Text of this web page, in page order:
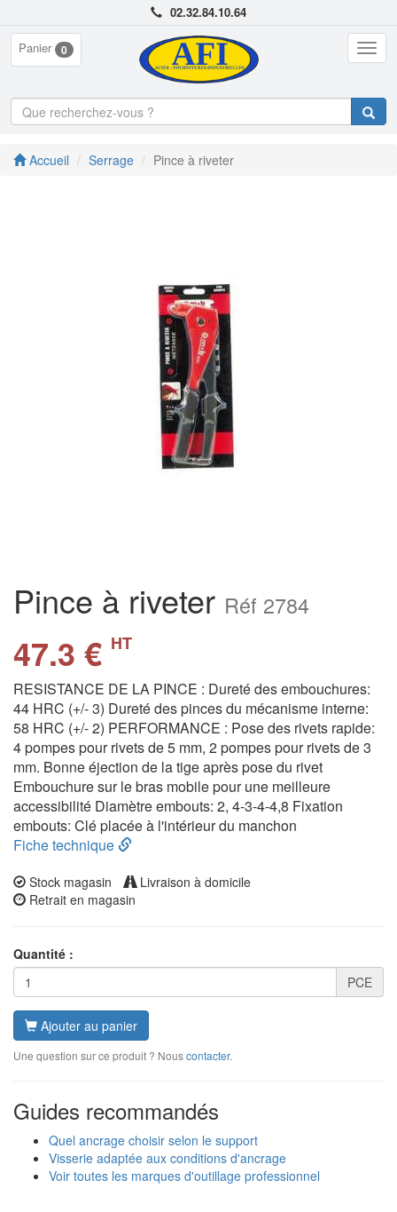
02.32.84.10.64
Panier 0
Accueil Serrage Pince à riveter
Pince à riveter Réf 2784
47.3 € HT
RESISTANCE DE LA PINCE : Dureté des embouchures:
44 HRC (+/- 3) Dureté des pinces du mécanisme interne:
58 HRC (+/- 2) PERFORMANCE : Pose des rivets rapide:
4 pompes pour rivets de 5 mm, 2 pompes pour rivets de 3
mm. Bonne éjection de la tige après pose du rivet
Embouchure sur le bras mobile pour une meilleure
accessibilité Diamètre embouts: 2, 4-3-4-4,8 Fixation
embouts: Clé placée à l'intérieur du manchon
Fiche technique
Stock magasin
Livraison à domicile
Retrait en magasin
Quantité :
PCE
Ajouter au panier
Une question sur ce produit ? Nouscontacter.
Guides recommandés
Quel ancrage choisir selon le support
Visserie adaptée aux conditions d'ancrage
Voir toutes les marques d'outillage professionnel